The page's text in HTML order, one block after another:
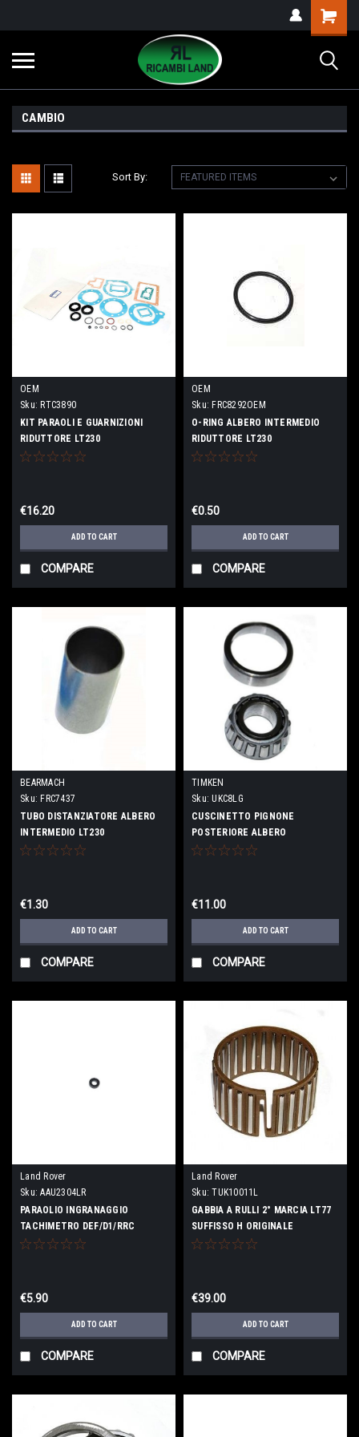
CAMBIO
Sort By:
OEM
Sku: RTC3890
KIT PARAOLI E GUARNIZIONI
RIDUTTORE LT230
€16.20
ADD TO CART
COMPARE
OEM
Sku: FRC8292OEM
O-RING ALBERO INTERMEDIO
RIDUTTORE LT230
€0.50
ADD TO CART
COMPARE
BEARMACH
Sku: FRC7437
TUBO DISTANZIATORE ALBERO
INTERMEDIO LT230
€1.30
ADD TO CART
COMPARE
TIMKEN
Sku: UKC8LG
CUSCINETTO PIGNONE
POSTERIORE ALBERO
PRINCIPALE CAMBIO LT77/R380
€11.00
ADD TO CART
COMPARE
Land Rover
Sku: AAU2304LR
PARAOLIO INGRANAGGIO
TACHIMETRO DEF/D1/RRC
ORIGINALE
€5.90
ADD TO CART
COMPARE
Land Rover
Sku: TUK10011L
GABBIA A RULLI 2° MARCIA LT77
SUFFISSO H ORIGINALE
€39.00
ADD TO CART
COMPARE